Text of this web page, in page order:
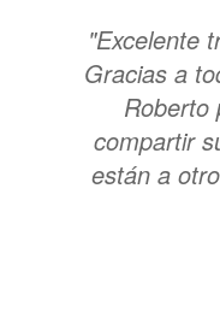
"Excelente
Gracias a
Roberto
compartir
están a